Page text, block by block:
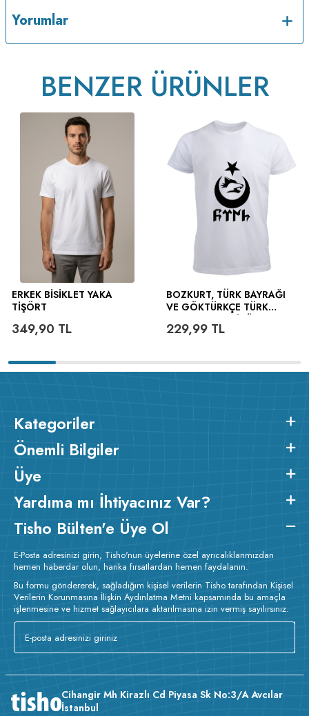
Yorumlar
BENZER ÜRÜNLER
ERKEK BISIKLET YAKA
TIŞÖRT
349,90 TL
BOZKURT, TÜRK BAYRAĞI
VE GÖKTÜRKÇE TÜRK
229,99TL
Kategoriler
Önemli Bilgiler
Üye
Yardıma mı İhtiyacınız Var?
Tisho Bülten'e Üye Ol
E-Posta adresinizi girin, Tisho'nun üyelerine özel ayrıcalıklarımızdan
hemen haberdar olun, harika fırsatlardan hemen faydalanın.
Bu formu göndererek, sağladığım kişisel verilerin Tisho tarafından Kişisel
Verilerin Korunmasına İlişkin Aydınlatma Metni kapsamında bu amaçla
işlenmesine ve hizmet sağlayıcılara aktarılmasına izin vermiş sayılırsınız.
Cihangir Mh Kirazlı Cd Piyasa Sk No:3/A Avcılar
İstanbul